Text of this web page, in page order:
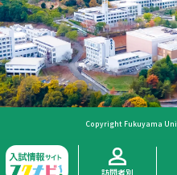
Copyright Fukuyama
訪問者別